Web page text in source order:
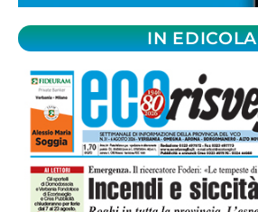
IN EDICOLA